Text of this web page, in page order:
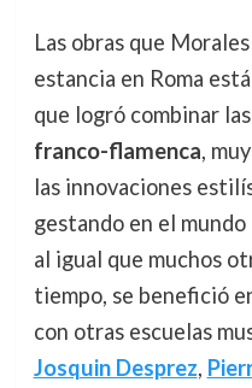
Las obras que
estancia en Roma
que logró combinar
franco-flamenca,
las innovaciones
gestando en el
al igual que muchos
tiempo, se benefició
con otras escuelas
Josquin Desprez,